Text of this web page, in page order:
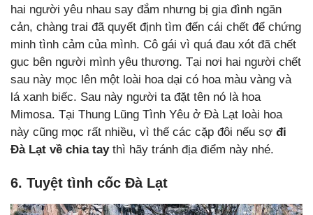
hai người yêu nhau say đắm nhưng bị gia đình ngăn
cản, chàng trai đã quyết định tìm đến cái chết để chứng
minh tình cảm của mình. Cô gái vì quá đau xót đã chết
gục bên người mình yêu thương. Tại nơi hai người chết
sau này mọc lên một loài hoa dại có hoa màu vàng và
lá xanh biếc. Sau này người ta đặt tên nó là hoa
Mimosa. Tại Thung Lũng Tình Yêu ở Đà Lạt loài hoa
này cũng mọc rất nhiều, vì thế các cặp đôi nếu sợ đi
Đà Lạt về chia taythì hãy tránh địa điểm này nhé.
6. Tuyệt tình cốc Đà Lạt